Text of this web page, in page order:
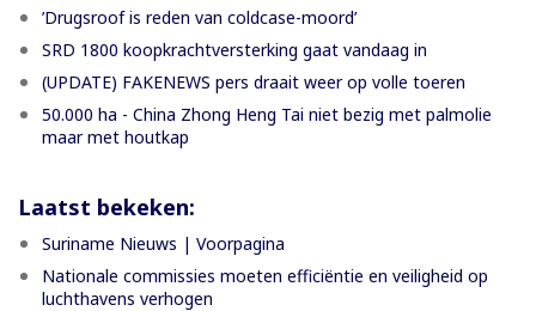
’Drugsroof is reden van coldcase-moord’
SRD 1800 koopkrachtversterking gaat vandaag in
(UPDATE) FAKENEWS pers draait weer op volle toeren
50.000 ha - China Zhong Heng Tai niet bezig met palmolie
maar met houtkap
Laatst bekeken:
Suriname Nieuws | Voorpagina
Nationale commissies moeten efficiëntie en veiligheid op
luchthavens verhogen